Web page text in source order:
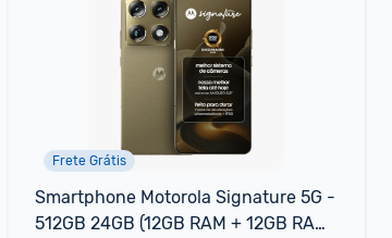
Frete Grátis
Smartphone Motorola Signature 5G -
512GB 24GB (12GB RAM + 12GB RAM